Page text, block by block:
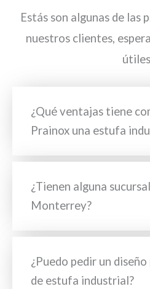
Estás son algunas de las
nuestros clientes,
¿Qué ventajas tiene
Prainox una estufa
¿Tienen alguna
Monterrey?
¿Puedo pedir un
de estufa industrial?